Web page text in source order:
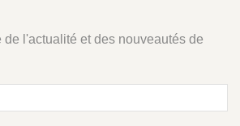
de l'actualité et des nouveautés de